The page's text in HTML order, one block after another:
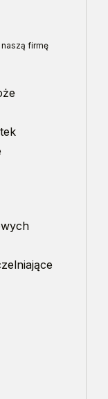
firmę